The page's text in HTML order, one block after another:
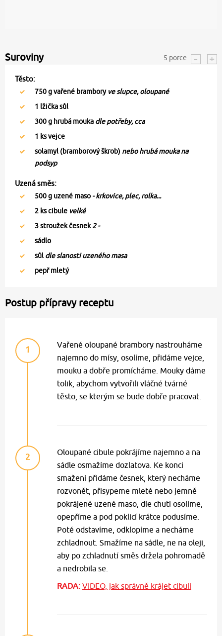
Suroviny 5 porce
Těsto:
750g vařené brambory ve slupce, oloupané
1 lžička sůl
300g hrubá mouka dle potřeby, cca
1 ks vejce
solamyl (bramborový škrob) nebo hrubá mouka na
podsyp
Uzená směs:
500g uzené maso - krkovice, plec, rolka...
2 ks cibule velké
3stroužek česnek2 -
sádlo
sůl dle slanosti uzeného masa
pepř mletý
Postup přípravy receptu
1
Vařené oloupané brambory nastrouháme
najemno do mísy, osolíme, přidáme vejce,
mouku a dobře promícháme. Mouky dáme
tolik, abychom vytvořili vláčné tvárné
těsto, se kterým se bude dobře pracovat.
2
Oloupané cibule pokrájíme najemno a na
sádle osmažíme dozlatova. Ke konci
smažení přidáme česnek, který necháme
rozvonět, přisypeme mleté nebo jemně
pokrájené uzené maso, dle chuti osolíme,
opepříme a pod poklicí krátce podusíme.
Poté odstavíme, odklopíme a necháme
zchladnout. Smažíme na sádle, ne na oleji,
aby po zchladnutí směs držela pohromadě
a nedrobila se.
RADA: VIDEO, jak správně krájet cibuli